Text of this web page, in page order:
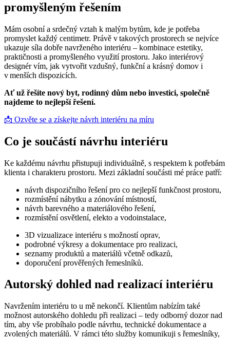
promyšleným řešením
Mám osobní a srdečný vztah k malým bytům, kde je potřeba
promyslet každý centimetr. Právě v takových prostorech se nejvíce
ukazuje síla dobře navrženého interiéru – kombinace estetiky,
praktičnosti a promyšleného využití prostoru. Jako interiérový
designér vím, jak vytvořit vzdušný, funkční a krásný domov i
v menších dispozicích.
Ať už řešíte nový byt, rodinný dům nebo investici, společně
najdeme to nejlepší řešení.
📩 Ozvěte se a získejte návrh interiéru na míru
Co je součástí návrhu interiéru
Ke každému návrhu přistupuji individuálně, s respektem k potřebám
klienta i charakteru prostoru. Mezi základní součásti mé práce patří:
návrh dispozičního řešení pro co nejlepší funkčnost prostoru,
rozmístění nábytku a zónování místností,
návrh barevného a materiálového řešení,
rozmístění osvětlení, elekto a vodoinstalace,
3D vizualizace interiéru s možností oprav,
podrobné výkresy a dokumentace pro realizaci,
seznamy produktů a materiálů včetně odkazů,
doporučení prověřených řemeslníků.
Autorský dohled nad realizací interiéru
Navržením interiéru to u mě nekončí. Klientům nabízím také
možnost autorského dohledu při realizaci – tedy odborný dozor nad
tím, aby vše probíhalo podle návrhu, technické dokumentace a
zvolených materiálů. V rámci této služby komunikuji s řemeslníky,